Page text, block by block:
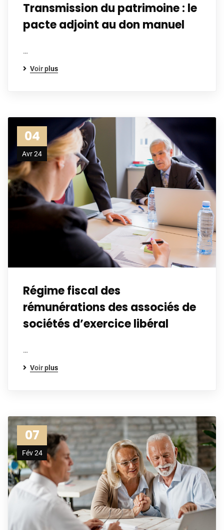
Transmission du patrimoine : le
pacte adjoint au don manuel
…
Voir plus
04
Avr 24
Régime fiscal des
rémunérations des associés de
sociétés d’exercice libéral
…
Voir plus
07
Fév 24